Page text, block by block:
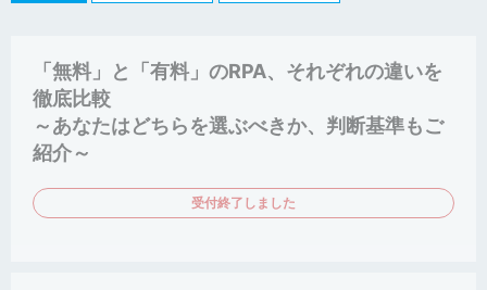
「無料」と「有料」のRPA、それぞれの違いを
徹底比較
～あなたはどちらを選ぶべきか、判断基準もご
紹介～
受付終了しました